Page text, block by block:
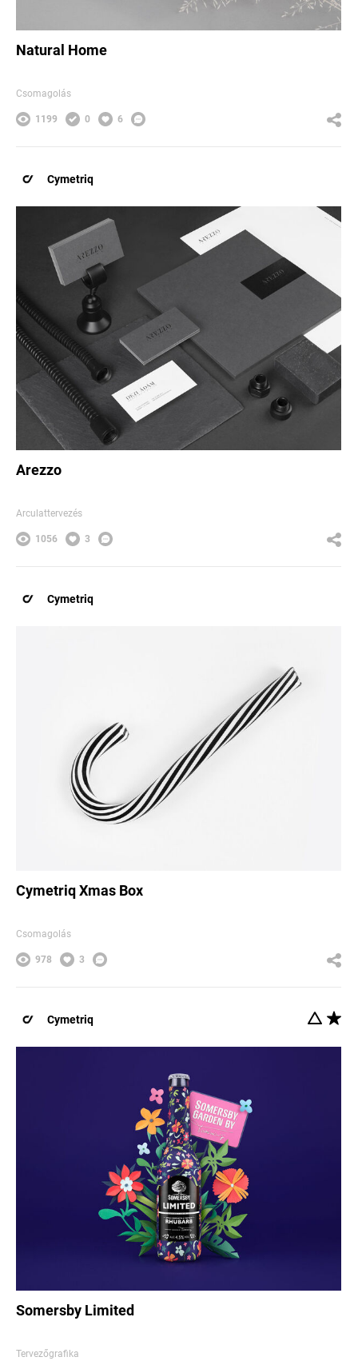
Natural Home
Csomagolás
1199 0 6
Cymetriq
Arezzo
Arculattervezés
1056 3
Cymetriq
Cymetriq Xmas Box
Csomagolás
978 3
Cymetriq
Somersby Limited
Tervezőgrafika